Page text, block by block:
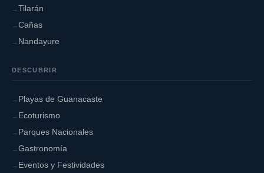
Tilarán
Cañas
Nandayure
DESCUBRIR
Playas de Guanacaste
Ecoturismo
Parques Nacionales
Gastronomía
Eventos y Festividades